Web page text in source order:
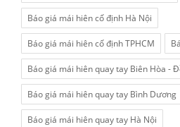
Báo giá mái hiên cố định Hà Nội
Báo giá mái hiên cố định TPHCM
Báo giá mái hiên quay tay Biên Hòa -
Báo giá mái hiên quay tay Bình Dương
Báo giá mái hiên quay tay Hà Nội